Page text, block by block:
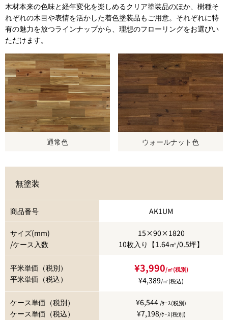
木材本来の色味と経年変化を楽しめるクリア塗装品のほか、樹種そ
れぞれの木目や表情を活かした着色塗装品もご用意。それぞれに特
有の魅力を放つラインナップから、理想のフローリングをお選びい
ただけます。
通常色 ウォールナット色
無塗装
商品番号 AK1UM
サイズ(mm)
/ケース入数
15×90×1820
10枚入り【1.64㎡/0.5坪】
平米単価（税別）
平米単価（税込）
¥3,990/㎡(税別)
¥4,389/㎡(税込)
ケース単価（税別）
ケース単価（税込）
¥6,544/ｹｰｽ(税別)
¥7,198/ｹｰｽ(税別)